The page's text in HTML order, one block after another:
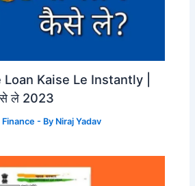
Kaise Le Instantly |
ले 2023
Finance - By Niraj Yadav